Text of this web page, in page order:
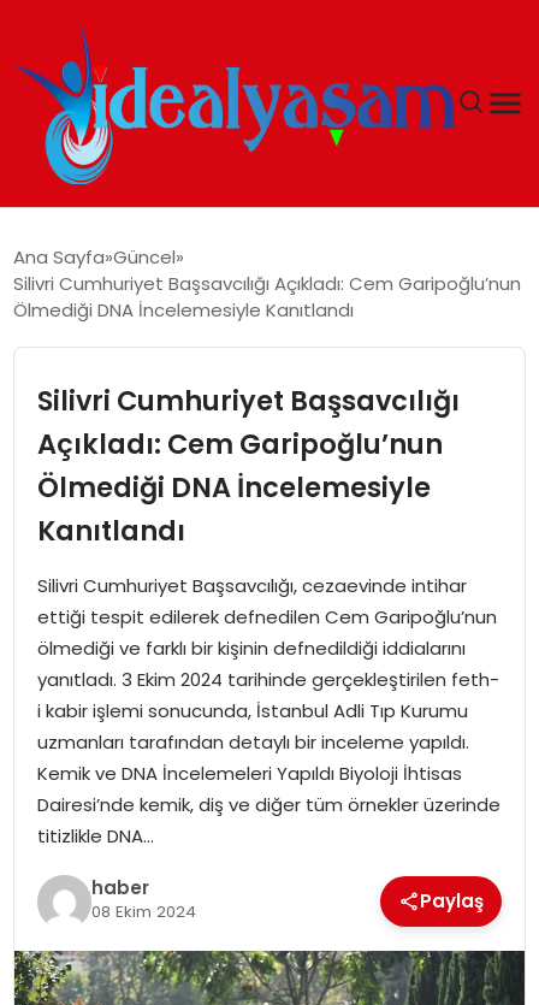
GÜNDEM
İDEAL SPOR
MAGAZIN
SAĞLIK
SOSYAL HABER
Ana Sayfa Güncel
Silivri Cumhuriyet Başsavcılığı Açıkladı: Cem Garipoğlu’nun
Ölmediği DNA İncelemesiyle Kanıtlandı
Silivri Cumhuriyet Başsavcılığı
Açıkladı: Cem Garipoğlu’nun
Ölmediği DNA İncelemesiyle
Kanıtlandı
Silivri Cumhuriyet Başsavcılığı, cezaevinde intihar
ettiği tespit edilerek defnedilen Cem Garipoğlu’nun
ölmediği ve farklı bir kişinin defnedildiği iddialarını
yanıtladı. 3 Ekim 2024 tarihinde gerçekleştirilen feth-
i kabir işlemi sonucunda, İstanbul Adli Tıp Kurumu
uzmanları tarafından detaylı bir inceleme yapıldı.
Kemik ve DNA İncelemeleri Yapıldı Biyoloji İhtisas
Dairesi’nde kemik, diş ve diğer tüm örnekler üzerinde
titizlikle DNA…
haber
08 Ekim 2024 Paylaş